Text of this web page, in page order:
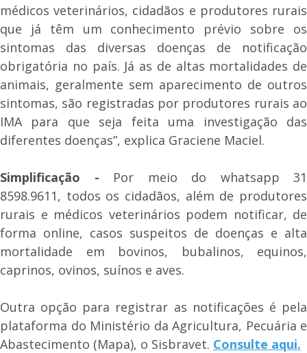
médicos veterinários, cidadãos e produtores rurais
que já têm um conhecimento prévio sobre os
sintomas das diversas doenças de notificação
obrigatória no país. Já as de altas mortalidades de
animais, geralmente sem aparecimento de outros
sintomas, são registradas por produtores rurais ao
IMA para que seja feita uma investigação das
diferentes doenças”, explica Graciene Maciel.
Simplificação - Por meio do whatsapp 31
8598.9611, todos os cidadãos, além de produtores
rurais e médicos veterinários podem notificar, de
forma online, casos suspeitos de doenças e alta
mortalidade em bovinos, bubalinos, equinos,
caprinos, ovinos, suínos e aves.
Outra opção para registrar as notificações é pela
plataforma do Ministério da Agricultura, Pecuária e
Abastecimento (Mapa), o Sisbravet. Consulte aqui.